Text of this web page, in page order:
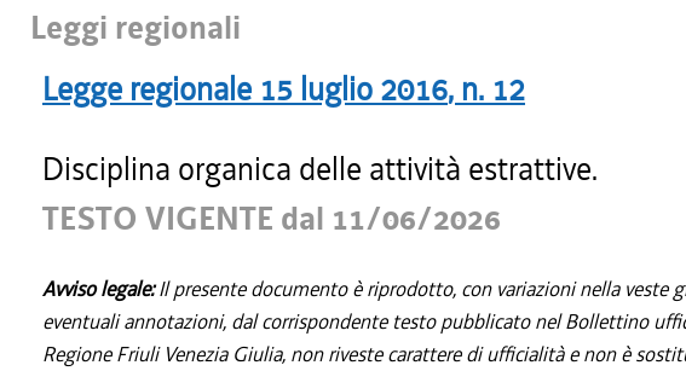
Leggi regionali
Legge regionale 15 luglio 2016, n. 12
Disciplina organica delle attività estrattive.
TESTO VIGENTE dal 11/06/2026
Avviso legale:Il presente documento è riprodotto, con variazioni nella veste
eventuali annotazioni, dal corrispondente testo pubblicato nel Bollettino
Regione Friuli Venezia Giulia, non riveste carattere di ufficialità e non è